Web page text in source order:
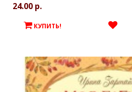
24.00 р.
КУПИТЬ!